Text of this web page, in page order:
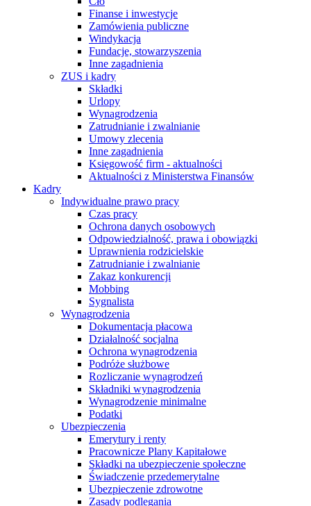
Finanse i inwestycje
Zamówienia publiczne
Windykacja
Fundacje, stowarzyszenia
Inne zagadnienia
ZUS i kadry
Składki
Urlopy
Wynagrodzenia
Zatrudnianie i zwalnianie
Umowy zlecenia
Inne zagadnienia
Księgowość firm - aktualności
Aktualności z Ministerstwa Finansów
Kadry
Indywidualne prawo pracy
Czas pracy
Ochrona danych osobowych
Odpowiedzialność, prawa i obowiązki
Uprawnienia rodzicielskie
Zatrudnianie i zwalnianie
Zakaz konkurencji
Mobbing
Sygnalista
Wynagrodzenia
Dokumentacja płacowa
Działalność socjalna
Ochrona wynagrodzenia
Podróże służbowe
Rozliczanie wynagrodzeń
Składniki wynagrodzenia
Wynagrodzenie minimalne
Podatki
Ubezpieczenia
Emerytury i renty
Pracownicze Plany Kapitałowe
Składki na ubezpieczenie społeczne
Świadczenie przedemerytalne
Ubezpieczenie zdrowotne
Zasady podlegania